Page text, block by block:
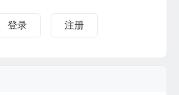
登录 注册